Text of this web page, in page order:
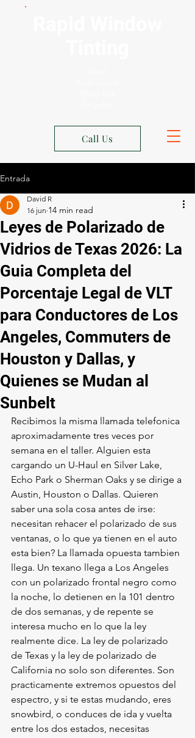
Call Us
Entrada
Leyes de Polarizado de
Vidrios de Texas 2026: La
Guia Completa del
Porcentaje Legal de VLT
para Conductores de Los
Angeles, Commuters de
Houston y Dallas, y
Quienes se Mudan al
Sunbelt
David R
16 jun
Recibimos la misma llamada telefonica
aproximadamente tres veces por
semana en el taller. Alguien esta
cargando un U-Haul en Silver Lake,
Echo Park o Sherman Oaks y se dirige a
Austin, Houston o Dallas. Quieren
saber una sola cosa antes de irse:
necesitan rehacer el polarizado de sus
ventanas, o lo que ya tienen en el auto
esta bien? La llamada opuesta tambien
llega. Un texano llega a Los Angeles
con un polarizado frontal negro como
la noche, lo detienen en la 101 dentro
de dos semanas, y de repente se
interesa mucho en lo que la ley
realmente dice. La ley de polarizado
de Texas y la ley de polarizado de
California no solo son diferentes. Son
practicamente extremos opuestos del
espectro, y si te estas mudando, eres
snowbird, o conduces de ida y vuelta
entre los dos estados, necesitas